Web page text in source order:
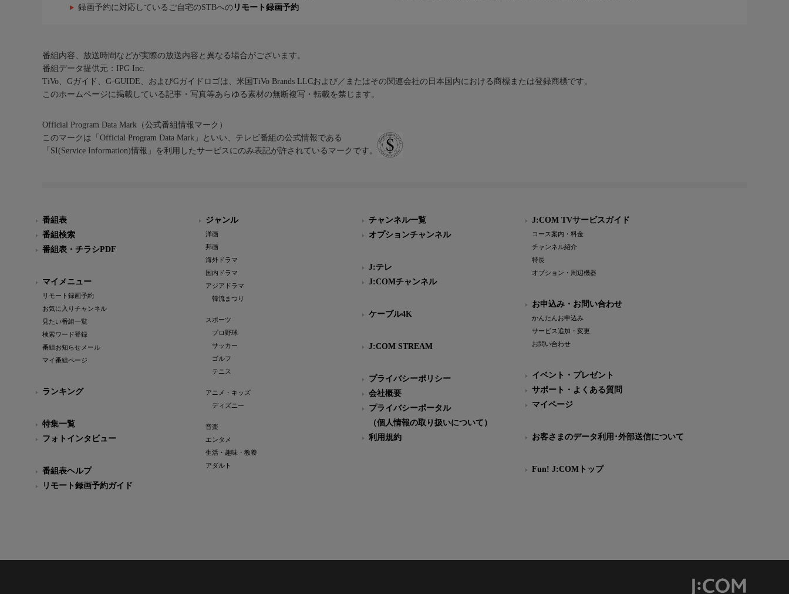
録画予約に対応しているご自宅のSTBへの リモート録画予約
番組内容、放送時間などが実際の放送内容と異なる場合がございます。
番組データ提供元：IPG Inc.
TiVo、Gガイド、G-GUIDE、およびGガイドロゴは、米国TiVo Brands LLCおよび／またはその関連会社の日本国内における商標または登録商標です。
このホームページに掲載している記事・写真等あらゆる素材の無断複写・転載を禁じます。
Official Program Data Mark（公式番組情報マーク）
このマークは「Official Program Data Mark」といい、テレビ番組の公式情報である
「SI(Service Information)情報」を利用したサービスにのみ表記が許されているマークです。
番組表
番組検索
番組表・チラシPDF
マイメニュー
リモート録画予約
お気に入りチャンネル
見たい番組一覧
検索ワード登録
番組お知らせメール
マイ番組ページ
ランキング
特集一覧
フォトインタビュー
番組表ヘルプ
リモート録画予約ガイド
ジャンル
洋画
邦画
海外ドラマ
国内ドラマ
アジアドラマ
韓流まつり
スポーツ
プロ野球
サッカー
ゴルフ
テニス
アニメ・キッズ
ディズニー
音楽
エンタメ
生活・趣味・教養
アダルト
チャンネル一覧
オプションチャンネル
J:テレ
J:COMチャンネル
ケーブル4K
J:COM STREAM
プライバシーポリシー
会社概要
プライバシーポータル
（個人情報の取り扱いについて）
利用規約
J:COM TVサービスガイド
コース案内・料金
チャンネル紹介
特長
オプション・周辺機器
お申込み・お問い合わせ
かんたんお申込み
サービス追加・変更
お問い合わせ
イベント・プレゼント
サポート・よくある質問
マイページ
お客さまのデータ利用･外部送信について
Fun! J:COMトップ